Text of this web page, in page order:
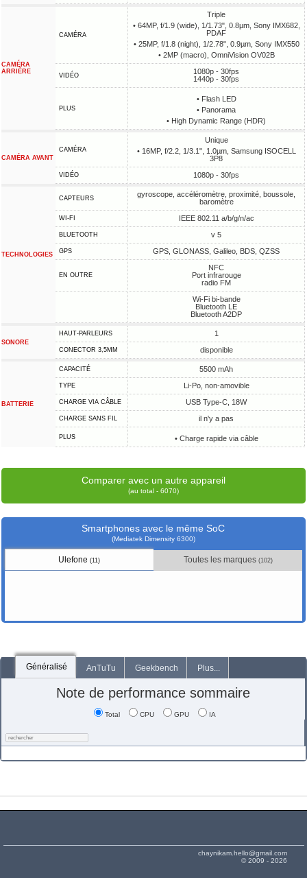
CAMÉRA
ARRIÈRE
CAMÉRA
Triple
• 64MP, f/1.9 (wide), 1/1.73", 0.8µm, Sony IMX682,
PDAF
• 25MP, f/1.8 (night), 1/2.78", 0.9µm, Sony IMX550
• 2MP (macro), OmniVision OV02B
VIDÉO
1080p - 30fps
1440p - 30fps
PLUS
• Flash LED
• Panorama
• High Dynamic Range (HDR)
CAMÉRA AVANT
CAMÉRA
Unique
• 16MP, f/2.2, 1/3.1", 1.0µm, Samsung ISOCELL
3P8
VIDÉO 1080p - 30fps
TECHNOLOGIES
CAPTEURS
gyroscope, accéléromètre, proximité, boussole,
baromètre
WI-FI IEEE 802.11 a/b/g/n/ac
BLUETOOTH v 5
GPS GPS, GLONASS, Galileo, BDS, QZSS
EN OUTRE
NFC
Port infrarouge
radio FM
Wi-Fi bi-bande
Bluetooth LE
Bluetooth A2DP
SONORE
HAUT-PARLEURS 1
CONECTOR 3,5MM disponible
BATTERIE
CAPACITÉ 5500 mAh
TYPE Li-Po, non-amovible
CHARGE VIA CÂBLE USB Type-C, 18W
CHARGE SANS FIL il n'y a pas
PLUS • Charge rapide via câble
Comparer avec un autre appareil
(au total - 6070)
Smartphones avec le même SoC
(Mediatek Dimensity 6300)
Ulefone(11) Toutes les marques (102)
Généralisé AnTuTu Geekbench Plus...
Note de performance sommaire
Total CPU GPU IA
chaynikam.hello@gmail.com
© 2009 - 2026